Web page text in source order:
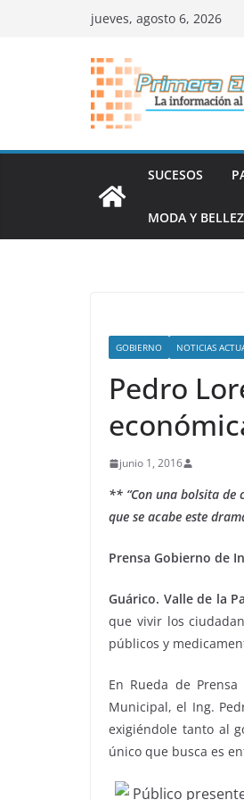
jueves, agosto 6, 2026
SUCESOS
MODA Y
GOBIERNO NOTICIAS
Pedro
junio 1, 2016
** “Con una bolsita de
que se acabe este
Prensa Gobierno de
Guárico. Valle de la
que vivir los
públicos y
En Rueda de
Municipal, el Ing.
exigiéndole tanto al
único que busca es